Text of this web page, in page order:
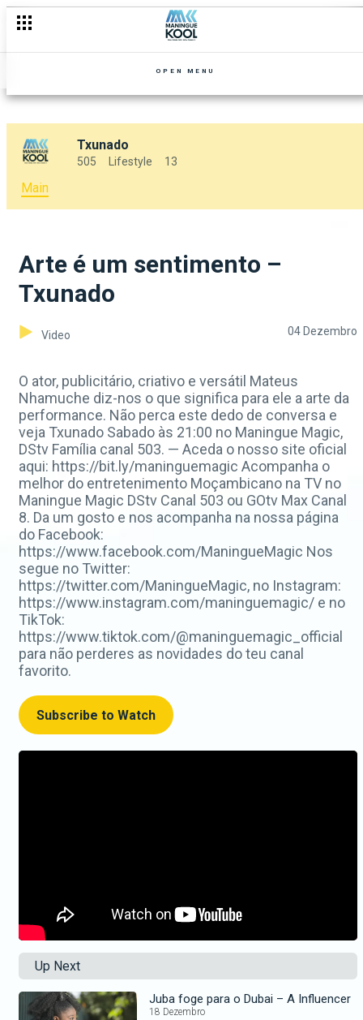
OPEN MENU
Txunado
505 Lifestyle 13
Main
Arte é um sentimento –
Txunado
Video 04 Dezembro
O ator, publicitário, criativo e versátil Mateus
Nhamuche diz-nos o que significa para ele a arte da
performance. Não perca este dedo de conversa e
veja Txunado Sabado às 21:00 no Maningue Magic,
DStv Família canal 503. — Aceda o nosso site oficial
aqui: https://bit.ly/maninguemagic Acompanha o
melhor do entretenimento Moçambicano na TV no
Maningue Magic DStv Canal 503 ou GOtv Max Canal
8. Da um gosto e nos acompanha na nossa página
do Facebook:
https://www.facebook.com/ManingueMagic Nos
segue no Twitter:
https://twitter.com/ManingueMagic, no Instagram:
https://www.instagram.com/maninguemagic/ e no
TikTok:
https://www.tiktok.com/@maninguemagic_official
para não perderes as novidades do teu canal
favorito.
Subscribe to Watch
Up Next
Juba foge para o Dubai – A Influencer
18 Dezembro